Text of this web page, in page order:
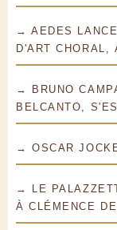
→ AEDES
D'ART CHORAL,
→ BRUNO
BELCANTO,
→ OSCAR
→ LE
À CLÉMENCE